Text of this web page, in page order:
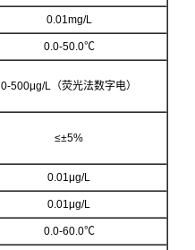
0.01mg/L
0.0-50.0℃
0-500μg/L（荧光法数字电）
≤±5%
0.01μg/L
0.01μg/L
0.0-60.0℃